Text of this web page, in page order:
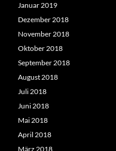
Januar 2019
Dezember 2018
November 2018
Oktober 2018
September 2018
August 2018
Juli 2018
Juni 2018
Mai 2018
April 2018
März 2018